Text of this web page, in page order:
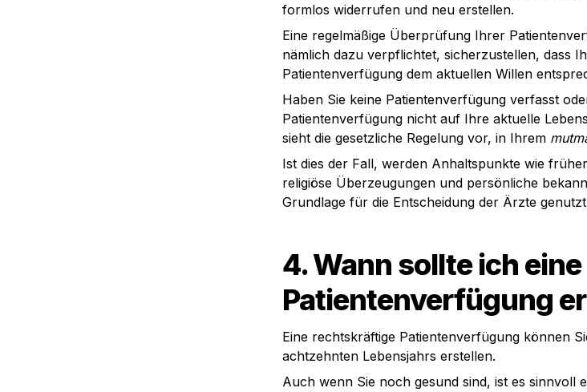
formlos widerrufen und neu erstellen.
Eine regelmäßige Überprüfung Ihrer
nämlich dazu verpflichtet, sicherzustellen, dass
Patientenverfügung dem aktuellen Willen
Haben Sie keine Patientenverfügung verfasst
Patientenverfügung nicht auf Ihre aktuelle
sieht die gesetzliche Regelung vor, in Ihrem
Ist dies der Fall, werden Anhaltspunkte wie
religiöse Überzeugungen und persönliche
Grundlage für die Entscheidung der Ärzte
4. Wann sollte ich eine
Patientenverfügung
Eine rechtskräftige Patientenverfügung können
achtzehnten Lebensjahrs erstellen.
Auch wenn Sie noch gesund sind, ist es sinnvoll